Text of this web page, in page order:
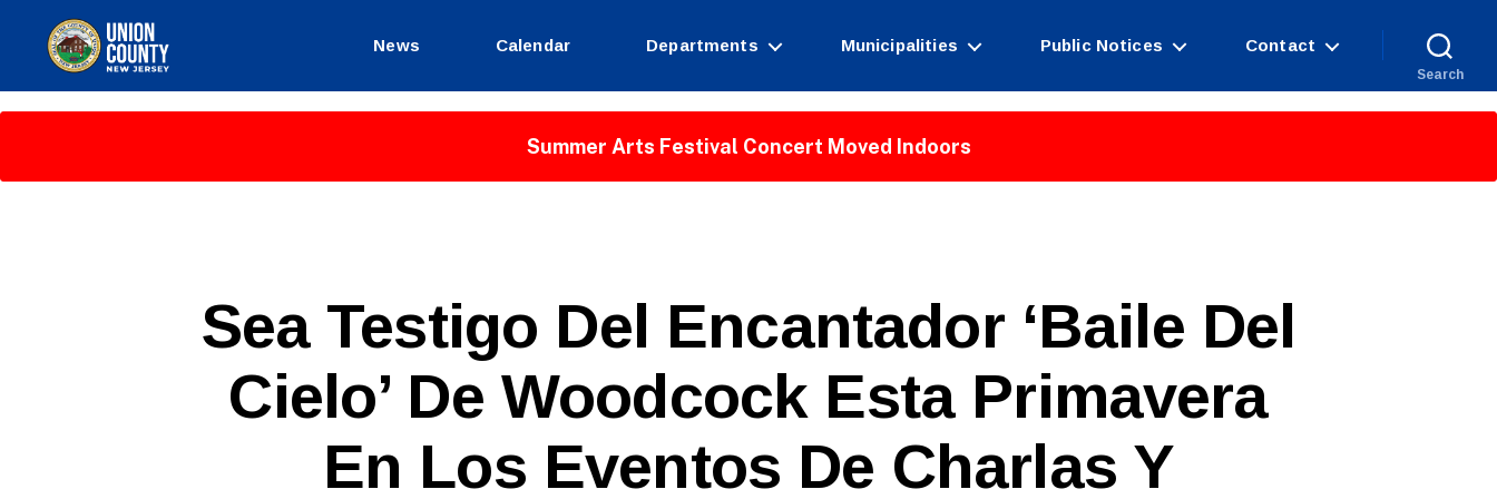
of
Jersey
News Calendar Departments Municipalities Public Notices Contact
Search
Summer Arts Festival Concert Moved Indoors
Categories
Sea Testigo Del Encantador ‘Baile Del
Cielo’ De Woodcock Esta Primavera
En Los Eventos De Charlas Y